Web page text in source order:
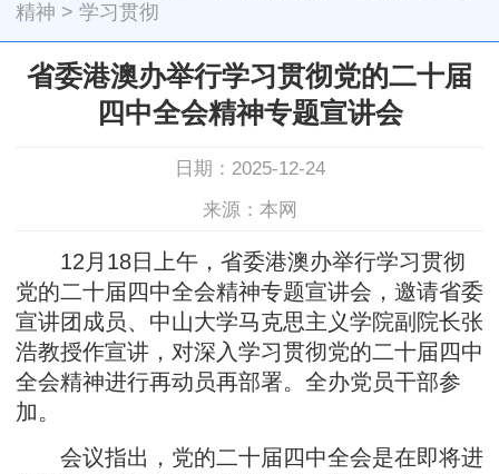
精神 > 学习贯彻
省委港澳办举行学习贯彻党的二十届
四中全会精神专题宣讲会
日期：2025-12-24
来源：本网
12月18日上午，省委港澳办举行学习贯彻
党的二十届四中全会精神专题宣讲会，邀请省委
宣讲团成员、中山大学马克思主义学院副院长张
浩教授作宣讲，对深入学习贯彻党的二十届四中
全会精神进行再动员再部署。全办党员干部参
加。
会议指出，党的二十届四中全会是在即将进